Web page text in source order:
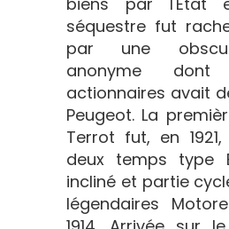
séquestre fut
par une
anonyme
actionnaires avait
Peugeot. La
Terrot fut, en
deux temps type
incliné et partie
légendaires